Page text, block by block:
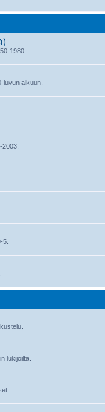
1980.
luvun alkuun.
5.
lukijoilta.